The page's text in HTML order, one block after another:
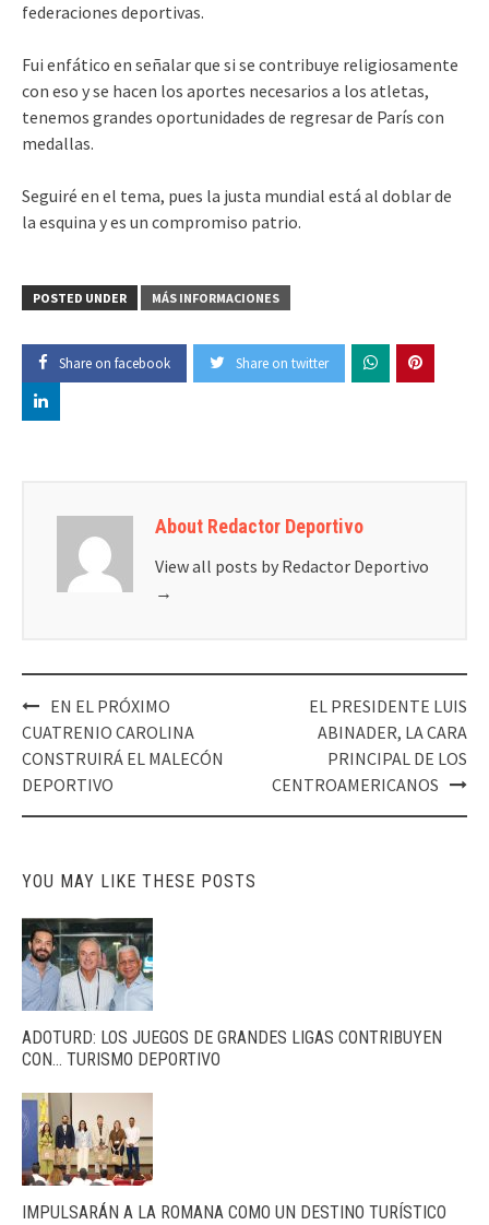
federaciones deportivas.
Fui enfático en señalar que si se contribuye religiosamente
con eso y se hacen los aportes necesarios a los atletas,
tenemos grandes oportunidades de regresar de París con
medallas.
Seguiré en el tema, pues la justa mundial está al doblar de
la esquina y es un compromiso patrio.
POSTED UNDER MÁS INFORMACIONES
Share on facebook Share on twitter
About Redactor Deportivo
View all posts by Redactor Deportivo
→
Post
navigation
EN EL PRÓXIMO
CUATRENIO CAROLINA
CONSTRUIRÁ EL MALECÓN
DEPORTIVO
EL PRESIDENTE LUIS
ABINADER, LA CARA
PRINCIPAL DE LOS
CENTROAMERICANOS
YOU MAY LIKE THESE POSTS
ADOTURD: LOS JUEGOS DE GRANDES LIGAS CONTRIBUYEN
CON… TURISMO DEPORTIVO
IMPULSARÁN A LA ROMANA COMO UN DESTINO TURÍSTICO